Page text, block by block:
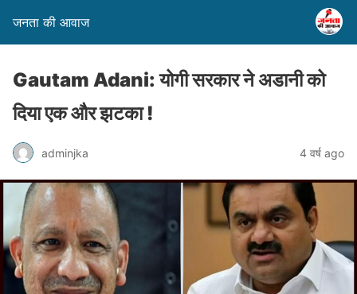
जनता की आवाज
Gautam Adani: योगी सरकार ने अडानी को
दिया एक और झटका !
adminjka 4 वर्ष ago